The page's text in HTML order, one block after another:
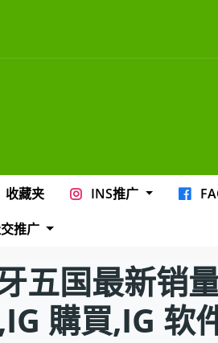
收藏夹 INS推广
推广
五国最新销
購買,IG 软